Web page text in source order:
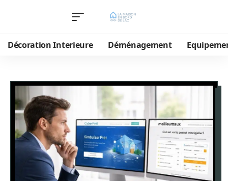
Décoration Interieure Déménagement